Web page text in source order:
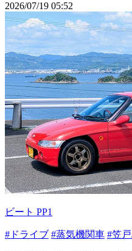
2026/07/19 05:52
ビート PP1
#ドライブ #蒸気機関車 #笠